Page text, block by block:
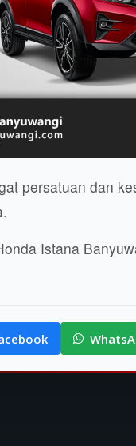
persatuan dan
Istana